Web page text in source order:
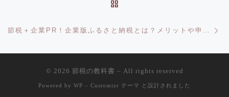
節税＋企業PR！企業版ふるさと納税とは？メリットや申請方法を解説
© 2026 節税の教科書 – All rights reserved
Powered by WP – Customizr テーマ と設計されました